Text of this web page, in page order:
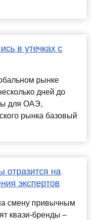
в утечках с
рынке
дней до
для ОАЭ,
рынка базовый
отразится на
экспертов
смену привычным
квази-бренды –